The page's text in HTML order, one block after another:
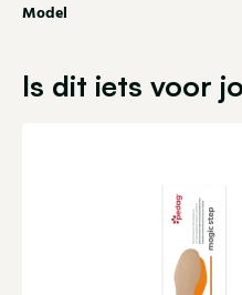
Model
Is dit iets voor